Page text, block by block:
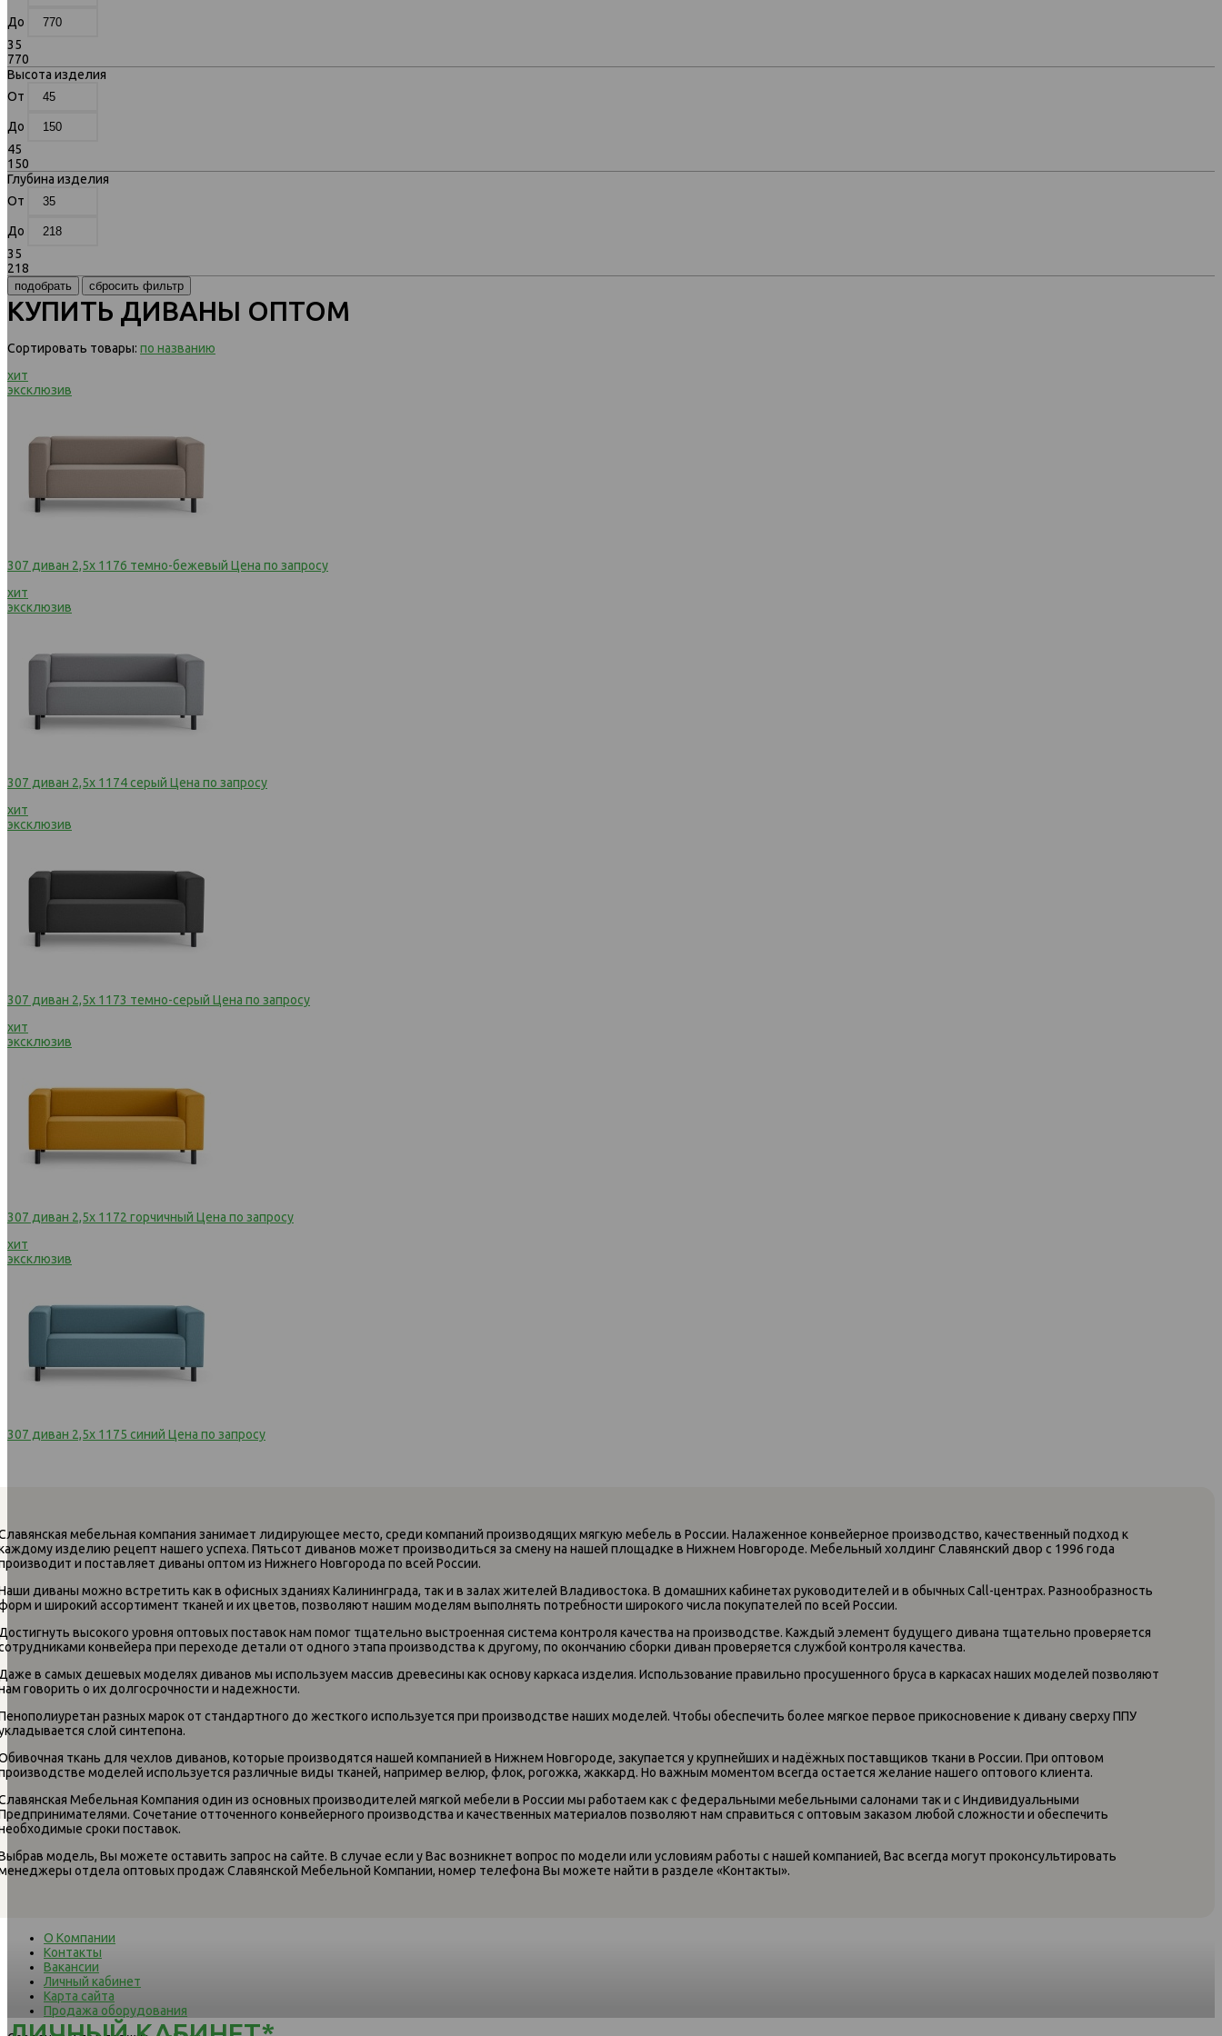
До
35
770
Высота изделия
От
До
45
150
Глубина изделия
От
До
35
218
КУПИТЬ ДИВАНЫ ОПТОМ
Сортировать товары: по названию
хит
эксклюзив
307 диван 2,5х 1176 темно-бежевый Цена по запросу
хит
эксклюзив
307 диван 2,5х 1174 серый Цена по запросу
хит
эксклюзив
307 диван 2,5х 1173 темно-серый Цена по запросу
хит
эксклюзив
307 диван 2,5х 1172 горчичный Цена по запросу
хит
эксклюзив
307 диван 2,5х 1175 синий Цена по запросу
мебельная компания занимает лидирующее место, среди компаний производящих мягкую мебель в России. Налаженное конвейерное производство, качественный подход к
изделию рецепт нашего успеха. Пятьсот диванов может производиться за смену на нашей площадке в Нижнем Новгороде. Мебельный холдинг Славянский двор с 1996 года
и поставляет диваны оптом из Нижнего Новгорода по всей России.
диваны можно встретить как в офисных зданиях Калининграда, так и в залах жителей Владивостока. В домашних кабинетах руководителей и в обычных Call-центрах. Разнообразность
и широкий ассортимент тканей и их цветов, позволяют нашим моделям выполнять потребности широкого числа покупателей по всей России.
высокого уровня оптовых поставок нам помог тщательно выстроенная система контроля качества на производстве. Каждый элемент будущего дивана тщательно проверяется
конвейера при переходе детали от одного этапа производства к другому, по окончанию сборки диван проверяется службой контроля качества.
в самых дешевых моделях диванов мы используем массив древесины как основу каркаса изделия. Использование правильно просушенного бруса в каркасах наших моделей позволяют
говорить о их долгосрочности и надежности.
разных марок от стандартного до жесткого используется при производстве наших моделей. Чтобы обеспечить более мягкое первое прикосновение к дивану сверху ППУ
слой синтепона.
ткань для чехлов диванов, которые производятся нашей компанией в Нижнем Новгороде, закупается у крупнейших и надёжных поставщиков ткани в России. При оптовом
моделей используется различные виды тканей, например велюр, флок, рогожка, жаккард. Но важным моментом всегда остается желание нашего оптового клиента.
Мебельная Компания один из основных производителей мягкой мебели в России мы работаем как с федеральными мебельными салонами так и с Индивидуальными
Сочетание отточенного конвейерного производства и качественных материалов позволяют нам справиться с оптовым заказом любой сложности и обеспечить
сроки поставок.
модель, Вы можете оставить запрос на сайте. В случае если у Вас возникнет вопрос по модели или условиям работы с нашей компанией, Вас всегда могут проконсультировать
отдела оптовых продаж Славянской Мебельной Компании, номер телефона Вы можете найти в разделе «Контакты».
О Компании
Контакты
Вакансии
Личный кабинет
Карта сайта
Продажа оборудования